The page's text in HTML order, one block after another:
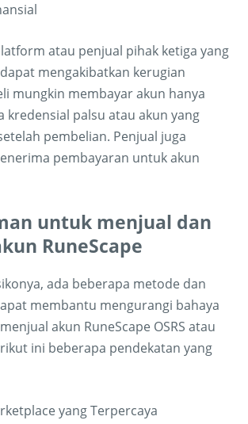
atau penjual pihak ketiga yang
mengakibatkan kerugian
mungkin membayar akun hanya
kredensial palsu atau akun yang
pembelian. Penjual juga
pembayaran untuk akun
untuk menjual dan
RuneScape
ada beberapa metode dan
membantu mengurangi bahaya
akun RuneScape OSRS atau
ini beberapa pendekatan yang
yang Terpercaya